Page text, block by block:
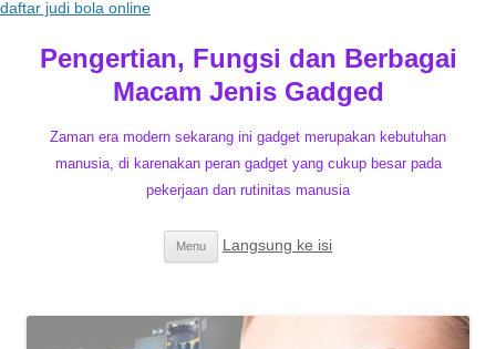
daftar judi bola online
Pengertian, Fungsi dan Berbagai
Macam Jenis Gadged
Zaman era modern sekarang ini gadget merupakan kebutuhan
manusia, di karenakan peran gadget yang cukup besar pada
pekerjaan dan rutinitas manusia
Menu Langsung ke isi